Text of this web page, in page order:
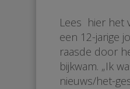
Lees hier het
een 12-jarige
raasde door
bijkwam. „Ik
nieuws/het-